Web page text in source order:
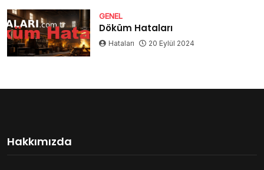
GENEL
Döküm Hataları
Hataları 20 Eylül 2024
Hakkımızda